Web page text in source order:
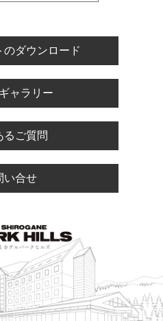
のダウンロード
ャラリー
るご質問
い合せ